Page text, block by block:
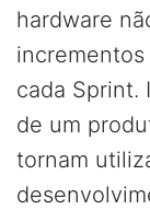
hardware
cada Sprint.
de um
tornam